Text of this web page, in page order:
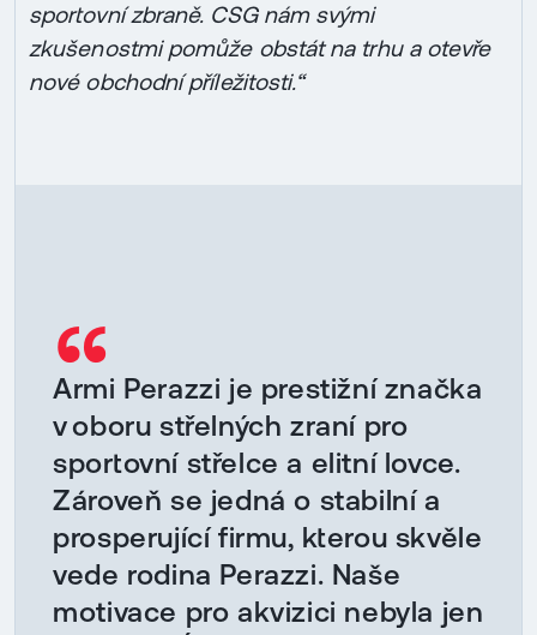
sportovní zbraně. CSG nám svými
zkušenostmi pomůže obstát na trhu a otevře
nové obchodní příležitosti.“
“
Armi Perazzi je prestižní značka
v oboru střelných zraní pro
sportovní střelce a elitní lovce.
Zároveň se jedná o stabilní a
prosperující firmu, kterou skvěle
vede rodina Perazzi. Naše
motivace pro akvizici nebyla jen